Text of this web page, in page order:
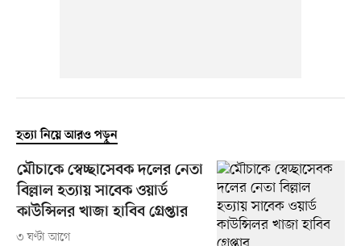
হত্যা নিয়ে আরও পড়ুন
মৌচাকে স্বেচ্ছাসেবক দলের নেতা
বিল্লাল হত্যায় সাবেক ওয়ার্ড
কাউন্সিলর খাজা হাবিব গ্রেপ্তার
৩ ঘণ্টা আগে